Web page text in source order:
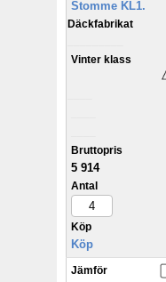
Stomme KL1.
Däckfabrikat
Vinter klass
Bruttopris
5 914
Antal
Köp
Köp
Jämför